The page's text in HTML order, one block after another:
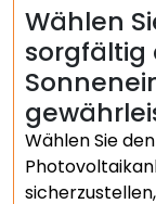
Wählen
sorgfältig
Wählen Sie